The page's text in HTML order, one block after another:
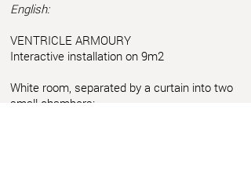
English:
VENTRICLE ARMOURY
Interactive installation on 9m2
White room, separated by a curtain into two
small chambers: